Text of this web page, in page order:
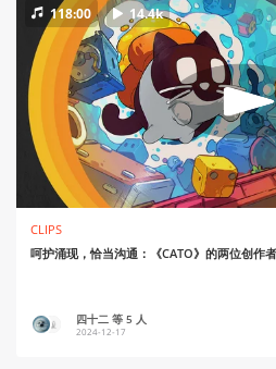
118:00 14.4k
CLIPS
呵护涌现，恰当沟通：《CATO》的两位创作
四十二 等 5 人
2024-12-17